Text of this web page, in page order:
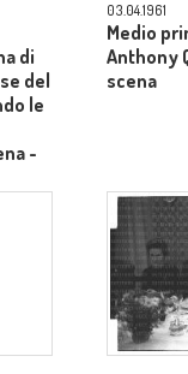
di
del
le
-
03.04.1961
Medio
Anthony
scena